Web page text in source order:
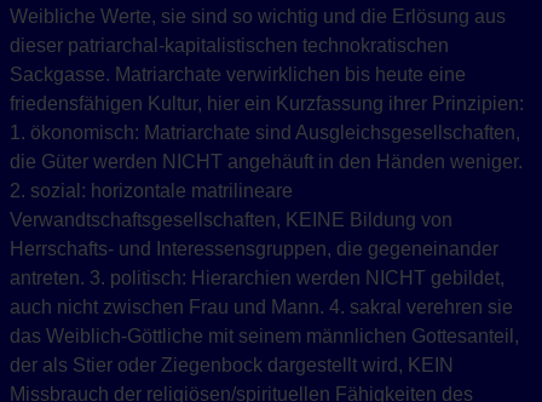
Weibliche Werte, sie sind so wichtig und die Erlösung aus
dieser patriarchal-kapitalistischen technokratischen
Sackgasse. Matriarchate verwirklichen bis heute eine
friedensfähigen Kultur, hier ein Kurzfassung ihrer Prinzipien:
1. ökonomisch: Matriarchate sind Ausgleichsgesellschaften,
die Güter werden NICHT angehäuft in den Händen weniger.
2. sozial: horizontale matrilineare
Verwandtschaftsgesellschaften, KEINE Bildung von
Herrschafts- und Interessensgruppen, die gegeneinander
antreten. 3. politisch: Hierarchien werden NICHT gebildet,
auch nicht zwischen Frau und Mann. 4. sakral verehren sie
das Weiblich-Göttliche mit seinem männlichen Gottesanteil,
der als Stier oder Ziegenbock dargestellt wird, KEIN
Missbrauch der religiösen/spirituellen Fähigkeiten des